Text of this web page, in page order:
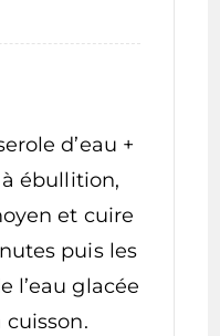
d’eau +
ébullition,
et cuire
puis les
l’eau glacée